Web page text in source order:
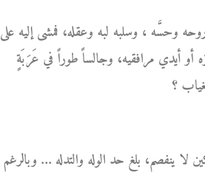
وحسَّه ، وسلبه لبه وعقله، فمشى إليه على
أو أيدي مرافقيه، وجالساً طوراً في عَرَبَةٍ
ينفصم، بلغ حد الوله والتدله … وبالرغم